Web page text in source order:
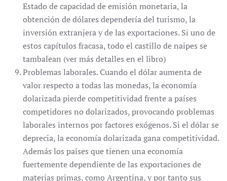
Estado de capacidad de emisión monetaria, la
obtención de dólares dependería del turismo, la
inversión extranjera y de las exportaciones. Si uno de
estos capítulos fracasa, todo el castillo de naipes se
tambalean (ver más detalles en el libro)
Problemas laborales. Cuando el dólar aumenta de
valor respecto a todas las monedas, la economía
dolarizada pierde competitividad frente a países
competidores no dolarizados, provocando problemas
laborales internos por factores exógenos. Si el dólar se
deprecia, la economía dolarizada gana competitividad.
Además los países que tienen una economía
fuertemente dependiente de las exportaciones de
materias primas, como Argentina, y por tanto sus